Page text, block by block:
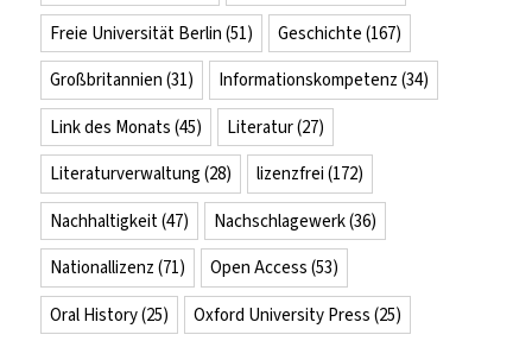
Freie Universität Berlin (51) Geschichte (167)
Großbritannien (31) Informationskompetenz (34)
Link des Monats (45) Literatur(27)
Literaturverwaltung (28) lizenzfrei (172)
Nachhaltigkeit(47) Nachschlagewerk(36)
Nationallizenz (71) Open Access (53)
Oral History(25) Oxford University Press (25)